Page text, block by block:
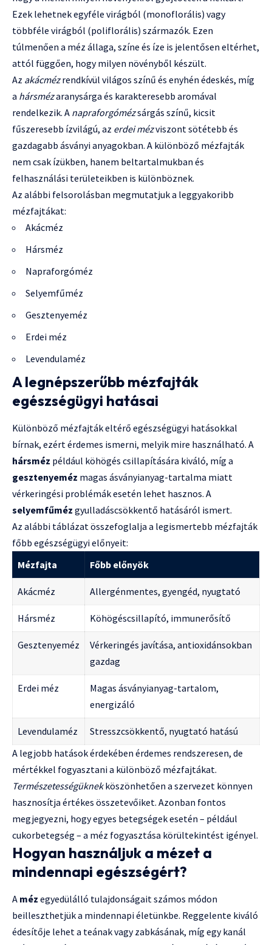
Ezek lehetnek egyféle virágból (monoflorális) vagy
többféle virágból (poliflorális) származók. Ezen
túlmenően a méz állaga, színe és íze is jelentősen eltérhet,
attól függően, hogy milyen növényből készült.
Az akácmézrendkívül világos színű és enyhén édeskés, míg
a hársmézaranysárga és karakteresebb aromával
rendelkezik. A napraforgómézsárgás színű, kicsit
fűszeresebb ízvilágú, az erdei mézviszont sötétebb és
gazdagabb ásványi anyagokban. A különböző mézfajták
nem csak ízükben, hanem beltartalmukban és
felhasználási területeikben is különböznek.
Az alábbi felsorolásban megmutatjuk a leggyakoribb
mézfajtákat:
Akácméz
Hársméz
Napraforgóméz
Selyemfűméz
Gesztenyeméz
Erdei méz
Levendulaméz
A legnépszerűbb mézfajták
egészségügyi hatásai
Különböző mézfajták eltérő egészségügyi hatásokkal
bírnak, ezért érdemes ismerni, melyik mire használható. A
hársméz például köhögés csillapítására kiváló, míg a
gesztenyeméz magas ásványianyag-tartalma miatt
vérkeringési problémák esetén lehet hasznos. A
selyemfűméz gyulladáscsökkentő hatásáról ismert.
Az alábbi táblázat összefoglalja a legismertebb mézfajták
főbb egészségügyi előnyeit:
Mézfajta
Főbb előnyök
Akácméz Allergénmentes, gyengéd, nyugtató
Hársméz Köhögéscsillapító, immunerősítő
Gesztenyeméz
Vérkeringés javítása, antioxidánsokban
gazdag
Erdei méz
Magas ásványianyag-tartalom,
energizáló
Levendulaméz
Stresszcsökkentő, nyugtató hatású
A legjobb hatások érdekében érdemes rendszeresen, de
mértékkel fogyasztani a különböző mézfajtákat.
Természetességüknekköszönhetően a szervezet könnyen
hasznosítja értékes összetevőiket. Azonban fontos
megjegyezni, hogy egyes betegségek esetén – például
cukorbetegség – a méz fogyasztása körültekintést igényel.
Hogyan használjuk a mézet a
mindennapi egészségért?
A méz egyedülálló tulajdonságait számos módon
beilleszthetjük a mindennapi életünkbe. Reggelente kiváló
édesítője lehet a teának vagy zabkásának, míg egy kanál